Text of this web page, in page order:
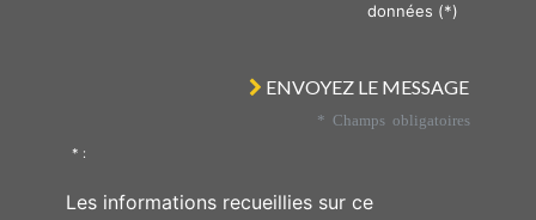
données (*)
ENVOYEZ LE MESSAGE
* Champs obligatoires
* :
Les informations recueillies sur ce